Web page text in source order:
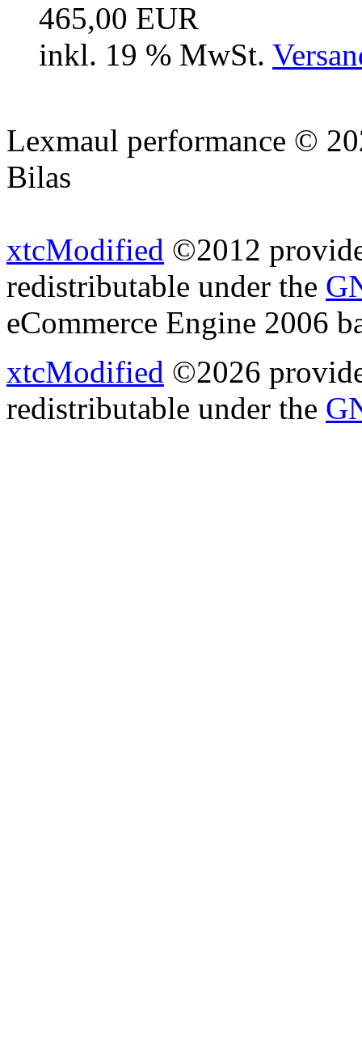
465,00 EUR
inkl. 19 % MwSt.
Lexmaul performance ©
Bilas
xtcModified ©2012
redistributable under the
eCommerce Engine 2006
xtcModified ©2026
redistributable under the